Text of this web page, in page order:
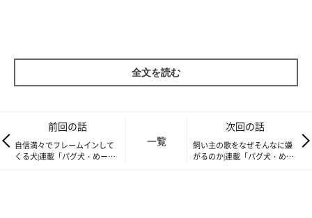
全文を読む
前回の話
自信満々でフレームインして
くる犬|連載「パグ犬・めー」
一覧
次回の話
飼い主の歌をなぜそんなに嫌
がるのか|連載「パグ犬・め